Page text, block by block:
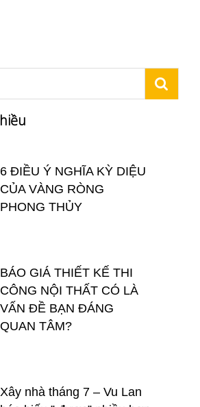
6 ĐIỀU Ý NGHĨA KỲ DIỆU
CỦA VÀNG RÒNG
PHONG THỦY
BÁO GIÁ THIẾT KẾ THI
CÔNG NỘI THẤT CÓ LÀ
VẤN ĐỀ BẠN ĐÁNG
QUAN TÂM?
Xây nhà tháng 7 – Vu Lan